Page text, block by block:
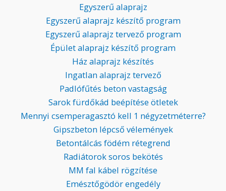
Egyszerű alaprajz
Egyszerű alaprajz készítő program
Egyszerű alaprajz tervező program
Épület alaprajz készítő program
Ház alaprajz készítés
Ingatlan alaprajz tervező
Padlófűtés beton vastagság
Sarok fürdőkád beépítése ötletek
Mennyi csemperagasztó kell 1 négyzetméterre?
Gipszbeton lépcső vélemények
Betontálcás födém rétegrend
Radiátorok soros bekötés
MM fal kábel rögzítése
Emésztőgödör engedély